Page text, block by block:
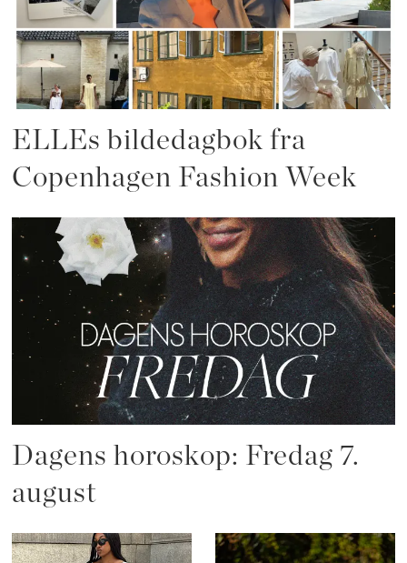
ELLEs bildedagbok fra
Copenhagen Fashion Week
Dagens horoskop: Fredag 7.
august